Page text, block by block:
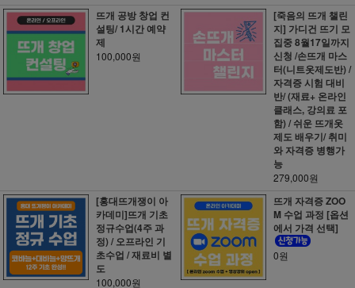
뜨개 공방 창업 컨
설팅/ 1시간 예약
제
100,000원
[죽음의 뜨개 챌린
지] 가디건 뜨기 모
집중 8월17일까지
신청 /손뜨개 마스
터(니트옷제도반) /
자격증 시험 대비
반/ (재료+ 온라인
클래스, 강의료 포
함) / 쉬운 뜨개옷
제도 배우기/ 취미
와 자격증 병행가
능
279,000원
[홍대뜨개쟁이 아
카데미]뜨개 기초
정규수업(4주 과
정) / 오프라인 기
초수업 / 재료비 별
도
100,000원
뜨개 자격증 ZOO
M 수업 과정 [옵션
에서 가격 선택]
0원